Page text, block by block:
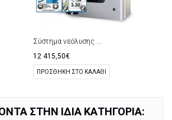
Σύστημα νεόλυσης ...
12 415,50€
ΠΡΟΣΘΉΚΗ ΣΤΟ ΚΑΛΆΘΙ
ΣΤΗΝ ΊΔΙΑ ΚΑΤΗΓΟΡΊΑ: